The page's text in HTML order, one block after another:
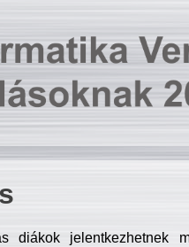
diákok jelentkezhetnek